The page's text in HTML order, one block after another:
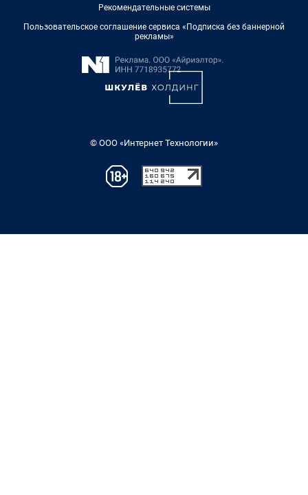
Рекомендательные системы
Пользовательское соглашение сервиса «Подписка без баннерной
рекламы»
© ООО «Интернет Технологии»